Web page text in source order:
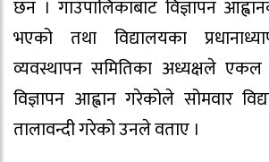
छन । गाउँपालिकाबाट विज्ञापन
भएको तथा विद्यालयका
व्यवस्थापन समितिका अध्यक्षले एकल
विज्ञापन आह्वान गरेकोले सोमवार
तालावन्दी गरेको उनले वताए ।